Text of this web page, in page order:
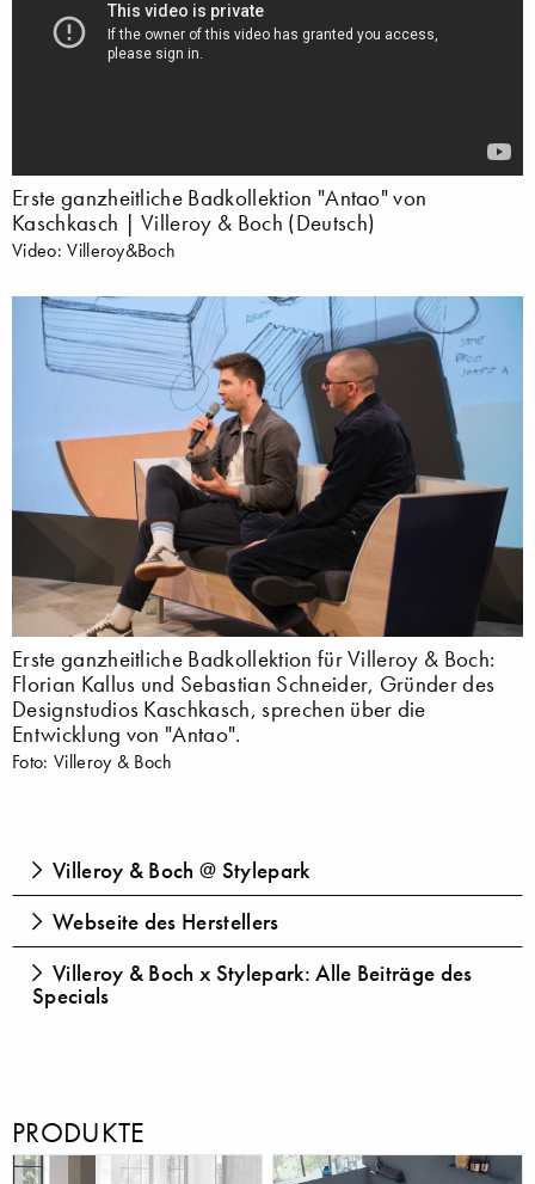
Erste ganzheitliche Badkollektion "Antao" von
Kaschkasch | Villeroy & Boch (Deutsch)
Video: Villeroy&Boch
Erste ganzheitliche Badkollektion für Villeroy & Boch:
Florian Kallus und Sebastian Schneider, Gründer des
Designstudios Kaschkasch, sprechen über die
Entwicklung von "Antao".
Foto: Villeroy & Boch
Villeroy & Boch @ Stylepark
Webseite des Herstellers
Villeroy & Boch x Stylepark: Alle Beiträge des
Specials
PRODUKTE